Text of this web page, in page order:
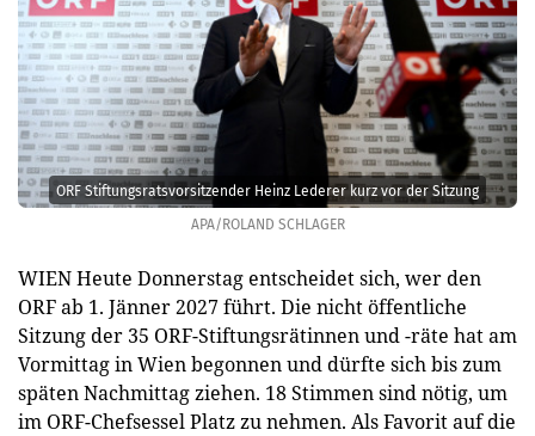
APA/ROLAND SCHLAGER
ORF Stiftungsratsvorsitzender Heinz Lederer kurz vor der Sitzung
WIEN Heute Donnerstag entscheidet sich, wer den
ORF ab 1. Jänner 2027 führt. Die nicht öffentliche
Sitzung der 35 ORF-Stiftungsrätinnen und -räte hat am
Vormittag in Wien begonnen und dürfte sich bis zum
späten Nachmittag ziehen. 18 Stimmen sind nötig, um
im ORF-Chefsessel Platz zu nehmen. Als Favorit auf die